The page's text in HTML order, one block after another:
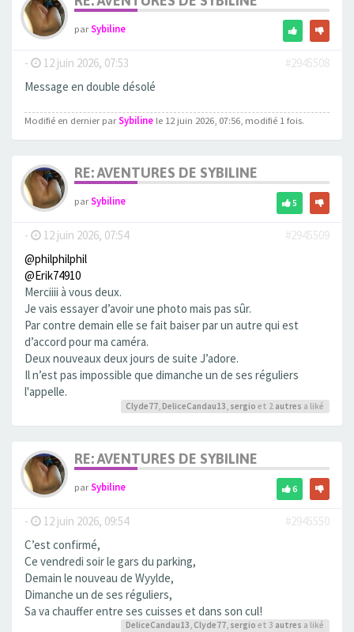
parSybiline
- 12 juin 2026, 07:53
#2945508
Message en double désolé
Modifié en dernier parSybiline le 12 juin 2026, 07:56, modifié 1 fois.
RE: AVENTURES DE SYBILINE
parSybiline 5
- 12 juin 2026, 07:54
#2945509
@philphilphil
@Erik74910
Merciiii à vous deux.
Je vais essayer d’avoir une photo mais pas sûr.
Par contre demain elle se fait baiser par un autre qui est
d’accord pour ma caméra.
Deux nouveaux deux jours de suite J’adore.
Il n’est pas impossible que dimanche un de ses réguliers
l'appelle.
Clyde77 DeliceCandau13 sergio et 2 autres a liké
RE: AVENTURES DE SYBILINE
parSybiline 6
- 12 juin 2026, 09:54
#2945550
C’est confirmé,
Ce vendredi soir le gars du parking,
Demain le nouveau de Wyylde,
Dimanche un de ses réguliers,
Sa va chauffer entre ses cuisses et dans son cul!
DeliceCandau13, Clyde77, sergio et 3 autres a liké